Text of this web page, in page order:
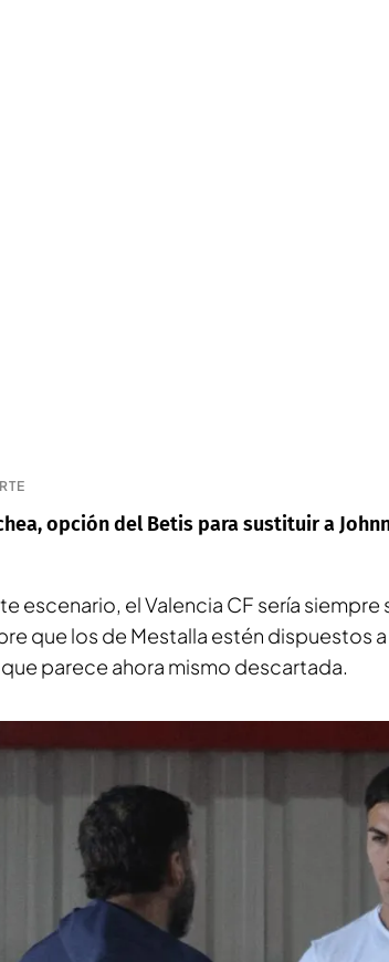
opción del Betis para sustituir a
escenario, el Valencia CF sería
que los de Mestalla estén dispuestos
parece ahora mismo descartada.